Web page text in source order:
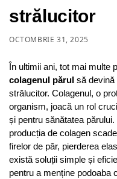
strălucitor
OCTOMBRIE 31, 2025
În ultimii ani, tot mai multe
colagenul părul să
strălucitor. Colagenul, o
organism, joacă un rol
și pentru sănătatea
producția de colagen
firelor de păr, pierderea
există soluții simple și
pentru a menține podoaba